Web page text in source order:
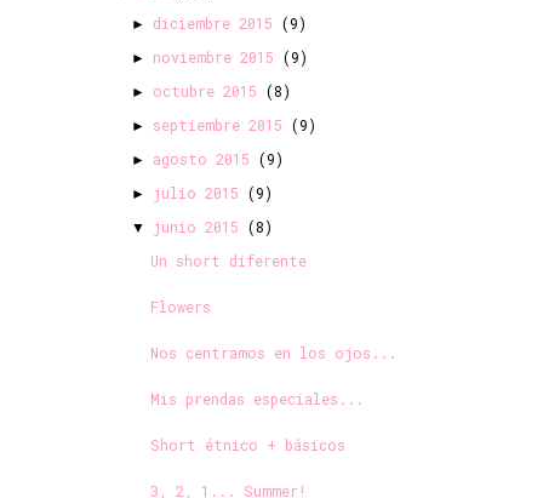
► diciembre 2015 (9)
► noviembre 2015 (9)
► octubre 2015 (8)
► septiembre 2015 (9)
► agosto 2015 (9)
► julio 2015 (9)
▼ junio 2015 (8)
Un short diferente
Flowers
Nos centramos en los ojos...
Mis prendas especiales...
Short étnico + básicos
3, 2, 1... Summer!